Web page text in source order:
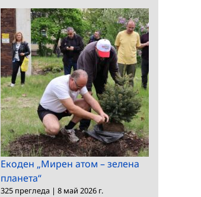
Екоден „Мирен атом – зелена
планета“
325 прегледа | 8 май 2026 г.